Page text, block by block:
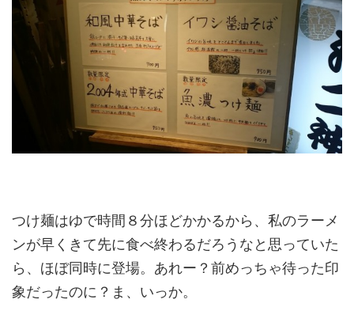
つけ麺はゆで時間８分ほどかかるから、私のラーメ
ンが早くきて先に食べ終わるだろうなと思っていた
ら、ほぼ同時に登場。あれー？前めっちゃ待った印
象だったのに？ま、いっか。